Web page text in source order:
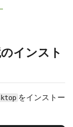
インスト
をインストー